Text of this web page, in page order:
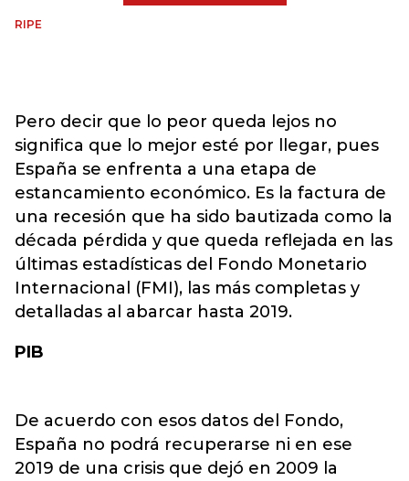
RIPE
Pero decir que lo peor queda lejos no
significa que lo mejor esté por llegar, pues
España se enfrenta a una etapa de
estancamiento económico. Es la factura de
una recesión que ha sido bautizada como la
década pérdida y que queda reflejada en las
últimas estadísticas del Fondo Monetario
Internacional (FMI), las más completas y
detalladas al abarcar hasta 2019.
PIB
De acuerdo con esos datos del Fondo,
España no podrá recuperarse ni en ese
2019 de una crisis que dejó en 2009 la